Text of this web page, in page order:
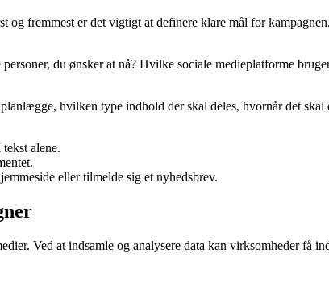
fremmest er det vigtigt at definere klare mål for
du ønsker at nå? Hvilke sociale medieplatforme
hvilken type indhold der skal deles, hvornår det
alene.
eller tilmelde sig et nyhedsbrev.
Ved at indsamle og analysere data kan virksomheder